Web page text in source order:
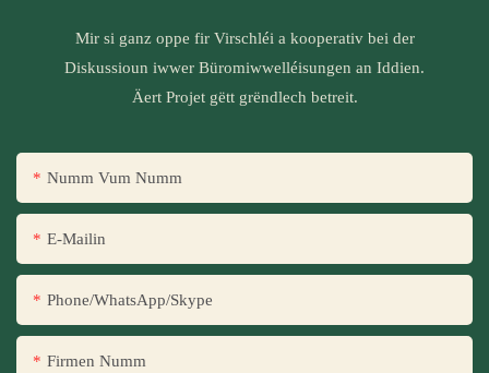
Mir si ganz oppe fir Virschléi a kooperativ bei der
Diskussioun iwwer Büromiwwelléisungen an Iddien.
Äert Projet gëtt grëndlech betreit.
Numm Vum Numm
E-Mailin
Phone/WhatsApp/Skype
Firmen Numm